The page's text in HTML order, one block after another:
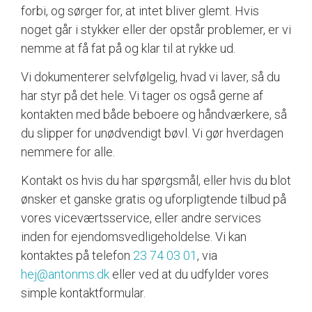
forbi, og sørger for, at intet bliver glemt. Hvis
noget går i stykker eller der opstår problemer, er vi
nemme at få fat på og klar til at rykke ud.
Vi dokumenterer selvfølgelig, hvad vi laver, så du
har styr på det hele. Vi tager os også gerne af
kontakten med både beboere og håndværkere, så
du slipper for unødvendigt bøvl. Vi gør hverdagen
nemmere for alle.
Kontakt os hvis du har spørgsmål, eller hvis du blot
ønsker et ganske gratis og uforpligtende tilbud på
vores viceværtsservice, eller andre services
inden for ejendomsvedligeholdelse. Vi kan
kontaktes på telefon 23 74 03 01, via
hej@antonms.dk eller ved at du udfylder vores
simple kontaktformular.